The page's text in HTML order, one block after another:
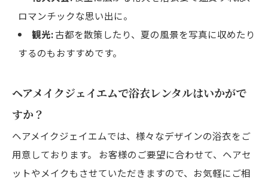
ロマンチックな思い出に。
観光:古都を散策したり、夏の風景を写真に収めたり
するのもおすすめです。
ヘアメイクジェイエムで浴衣レンタルはいかがで
すか？
ヘアメイクジェイエムでは、様々なデザインの浴衣をご
用意しております。 お客様のご要望に合わせて、ヘアセ
ットやメイクもさせていただきますので、お気軽にご相